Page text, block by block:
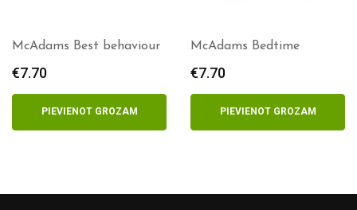
McAdams Best behaviour
€7.70
PIEVIENOT GROZAM
McAdams Bedtime
€7.70
PIEVIENOT GROZAM